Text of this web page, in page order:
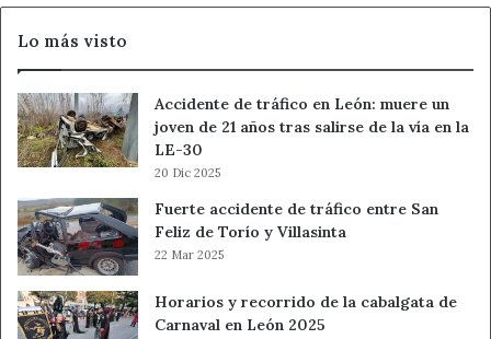
Lo más visto
Accidente de tráfico en León: muere un
joven de 21 años tras salirse de la vía en la
LE-30
20 Dic 2025
Fuerte accidente de tráfico entre San
Feliz de Torío y Villasinta
22 Mar 2025
Horarios y recorrido de la cabalgata de
Carnaval en León 2025